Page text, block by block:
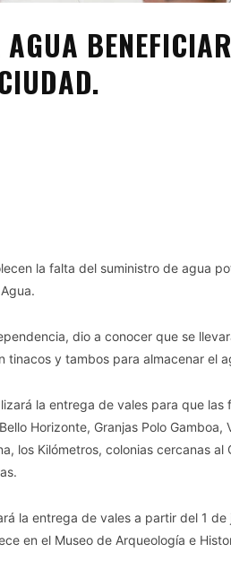
la falta del suministro de agua
dio a conocer que se
tinacos y tambos para almacenar el
la entrega de vales para que
Horizonte, Granjas Polo Gamboa,
los Kilómetros, colonias cercanas al
la entrega de vales a partir del 1
en el Museo de Arqueología e